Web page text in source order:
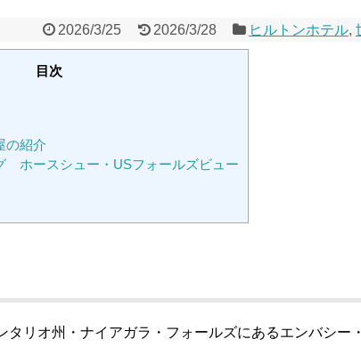
2026/3/25 2026/3/28 ヒルトンホテル,
目次
の紹介
ホースシュー・USフォールズビュー
タリオ州・ナイアガラ・フォールズにあるエンバシー